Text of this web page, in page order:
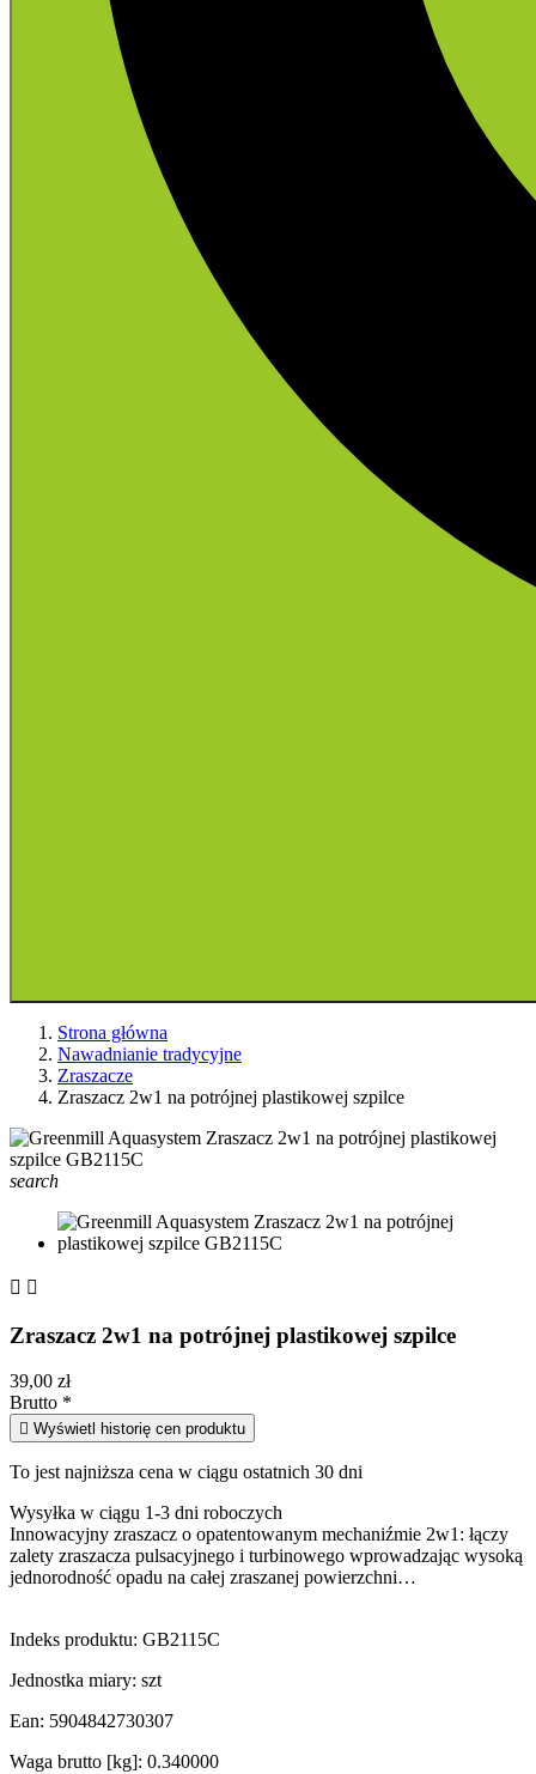
Strona główna
Nawadnianie tradycyjne
Zraszacze
Zraszacz 2w1 na potrójnej plastikowej szpilce
search
 
Zraszacz 2w1 na potrójnej plastikowej szpilce
39,00 zł
Brutto *
 Wyświetl historię cen produktu
To jest najniższa cena w ciągu ostatnich 30 dni
Wysyłka w ciągu 1-3 dni roboczych
Innowacyjny zraszacz o opatentowanym mechaniźmie 2w1: łączy
zalety zraszacza pulsacyjnego i turbinowego wprowadzając wysoką
jednorodność opadu na całej zraszanej powierzchni…
Indeks produktu: GB2115C
Jednostka miary: szt
Ean: 5904842730307
Waga brutto [kg]: 0.340000